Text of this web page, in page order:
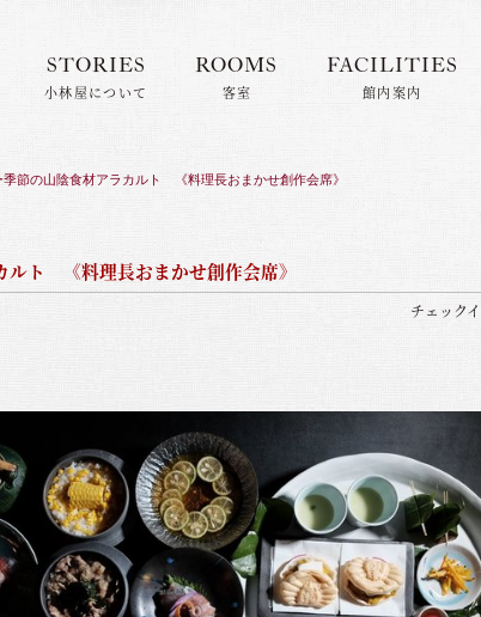
STORIES
小林屋について
ROOMS
客室
FACILITIES
館内案内
季節の山陰食材アラカルト 《料理長おまかせ創作会席》
ルト 《料理長おまかせ創作会席》
チェック